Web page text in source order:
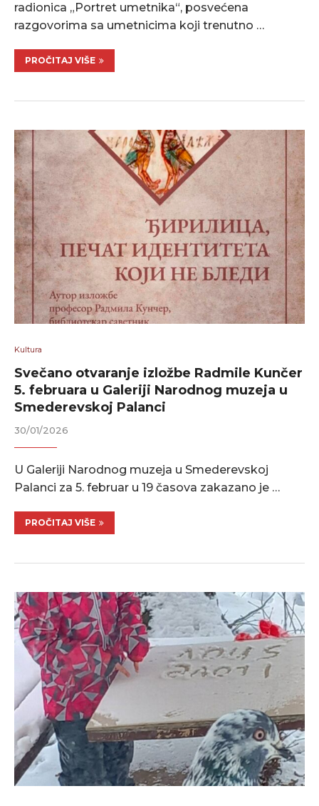
radionica „Portret umetnika“, posvećena
razgovorima sa umetnicima koji trenutno …
PROČITAJ VIŠE
Kultura
Svečano otvaranje izložbe Radmile Kunčer
5. februara u Galeriji Narodnog muzeja u
Smederevskoj Palanci
30/01/2026
U Galeriji Narodnog muzeja u Smederevskoj
Palanci za 5. februar u 19 časova zakazano je …
PROČITAJ VIŠE